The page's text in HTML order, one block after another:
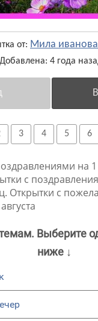
от: Мила
Добавлена: 4 года
3 4 5 6
на 1
с
Открытки с
Выберите
ниже ↓